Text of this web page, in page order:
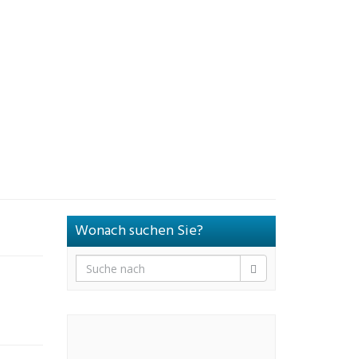
Wonach suchen Sie?